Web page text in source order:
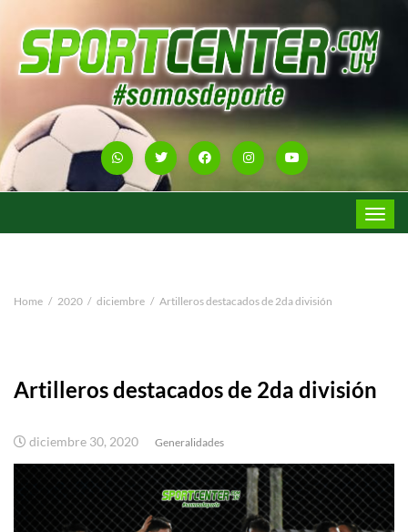
Toggle
Home 2020 diciembre Artilleros destacados de 2da división
Artilleros destacados de 2da división
diciembre 30, 2020 Generalidades